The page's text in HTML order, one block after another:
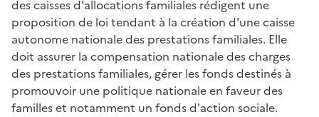
des caisses d'allocations familiales rédigent une
proposition de loi tendant à la création d'une caisse
autonome nationale des prestations familiales. Elle
doit assurer la compensation nationale des charges
des prestations familiales, gérer les fonds destinés à
promouvoir une politique nationale en faveur des
familles et notamment un fonds d'action sociale.